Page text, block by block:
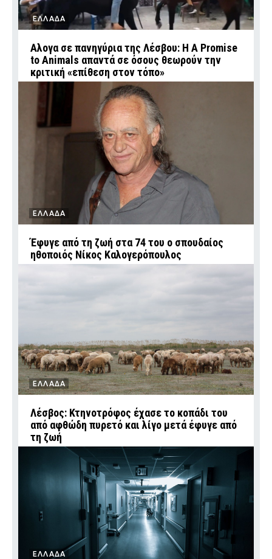
ΕΛΛΑΔΑ
Αλογα σε πανηγύρια της Λέσβου: Η A Promise
to Animals απαντά σε όσους θεωρούν την
κριτική «επίθεση στον τόπο»
ΕΛΛΑΔΑ
Έφυγε από τη ζωή στα 74 του ο σπουδαίος
ηθοποιός Νίκος Καλογερόπουλος
ΕΛΛΑΔΑ
Λέσβος: Κτηνοτρόφος έχασε το κοπάδι του
από αφθώδη πυρετό και λίγο μετά έφυγε από
τη ζωή
ΕΛΛΑΔΑ